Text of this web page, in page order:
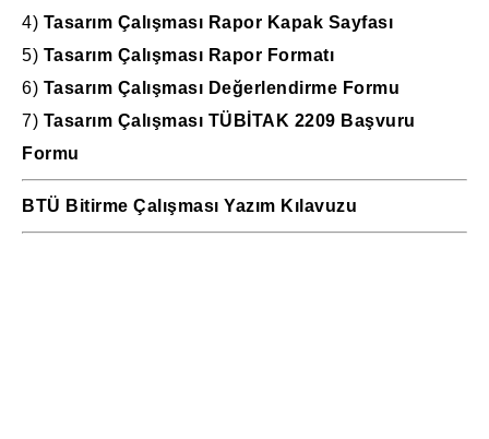
4) Tasarım Çalışması Rapor Kapak Sayfası
5) Tasarım Çalışması Rapor Formatı
6) Tasarım Çalışması Değerlendirme Formu
7) Tasarım Çalışması TÜBİTAK 2209 Başvuru
Formu
BTÜ Bitirme Çalışması Yazım Kılavuzu